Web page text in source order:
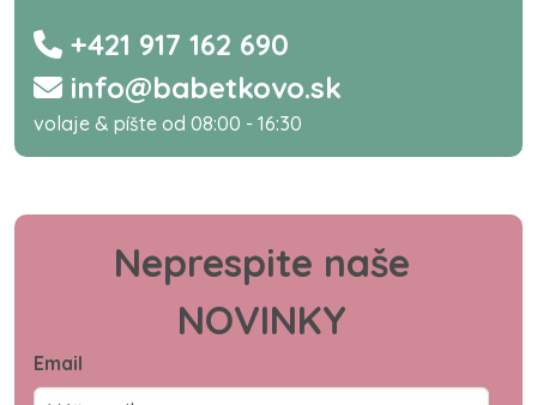
+421 917 162 690
info@babetkovo.sk
volaje & píšte od 08:00 - 16:30
Neprespite naše
NOVINKY
Email